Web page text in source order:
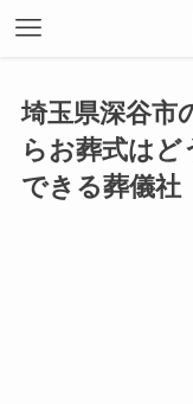
埼玉県深谷市
らお葬式はど
できる葬儀社